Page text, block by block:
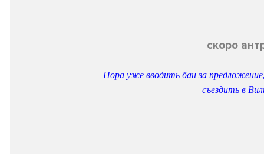
скоро
Пора уже вводить бан за
съездить в